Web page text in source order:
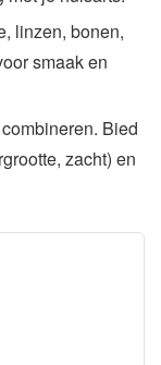
linzen, bonen,
smaak en
Bied
zacht) en